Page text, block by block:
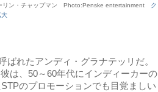
リン・チャップマン Photo:Penske entertainment
ク
大
れたアンディ・グラナテッリだ。
は、50～60年代にインディーカーの
のプロモーションでも目覚ましい